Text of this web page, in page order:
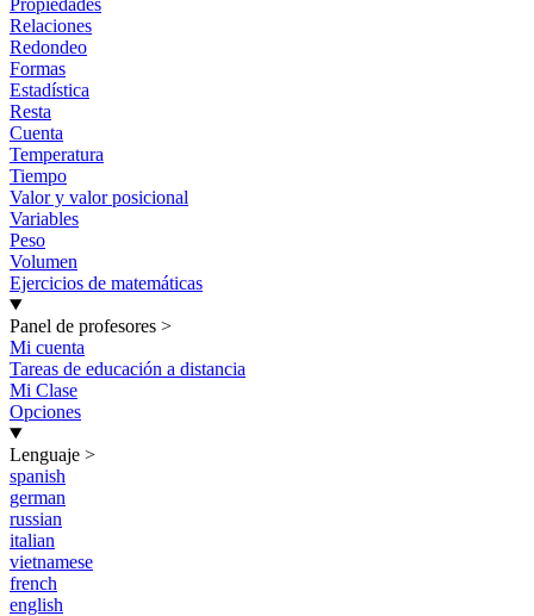
Propiedades
Relaciones
Redondeo
Formas
Estadística
Resta
Cuenta
Temperatura
Tiempo
Valor y valor posicional
Variables
Peso
Volumen
Ejercicios de matemáticas
Panel de profesores >
Mi cuenta
Tareas de educación a distancia
Mi Clase
Opciones
Lenguaje >
spanish
german
russian
italian
vietnamese
french
english